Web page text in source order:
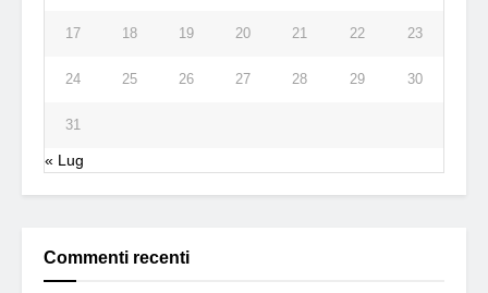
17 18 19 20 21 22 23
24 25 26 27 28 29 30
31
« Lug
Commenti recenti